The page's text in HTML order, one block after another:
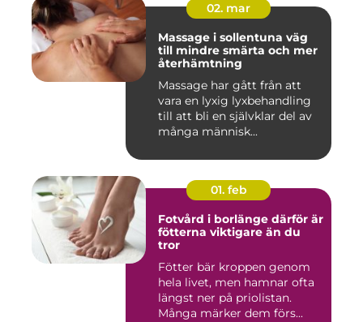
02. mar
Massage i sollentuna väg
till mindre smärta och mer
återhämtning
Massage har gått från att
vara en lyxig lyxbehandling
till att bli en självklar del av
många människ...
01. feb
Fotvård i borlänge därför är
fötterna viktigare än du
tror
Fötter bär kroppen genom
hela livet, men hamnar ofta
längst ner på priolistan.
Många märker dem förs...